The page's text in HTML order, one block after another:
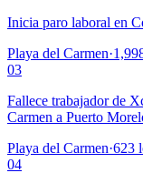
Inicia paro laboral en
Playa del Carmen·
03
Fallece trabajador de
Carmen a Puerto
Playa del Carmen·623
04